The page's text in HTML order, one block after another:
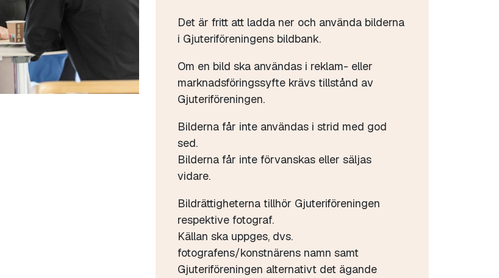
Det är fritt att ladda ner och använda bilderna
i Gjuteriföreningens bildbank.
Om en bild ska användas i reklam- eller
marknadsföringssyfte krävs tillstånd av
Gjuteriföreningen.
Bilderna får inte användas i strid med god
sed.
Bilderna får inte förvanskas eller säljas
vidare.
Bildrättigheterna tillhör Gjuteriföreningen
respektive fotograf.
Källan ska uppges, dvs.
fotografens/konstnärens namn samt
Gjuteriföreningen alternativt det ägande